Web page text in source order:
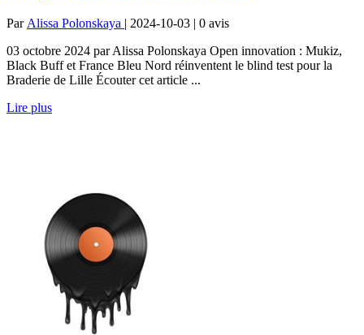
Par Alissa Polonskaya | 2024-10-03 | 0 avis
03 octobre 2024 par Alissa Polonskaya Open innovation : Mukiz,
Black Buff et France Bleu Nord réinventent le blind test pour la
Braderie de Lille Écouter cet article ...
Lire plus